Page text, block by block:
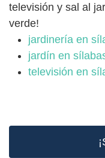
televisión y sal al
verde!
jardinería en
jardín en
televisión en